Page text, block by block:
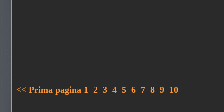
<< Prima pagina 1 2 3 4 5 6 7 8 9 10